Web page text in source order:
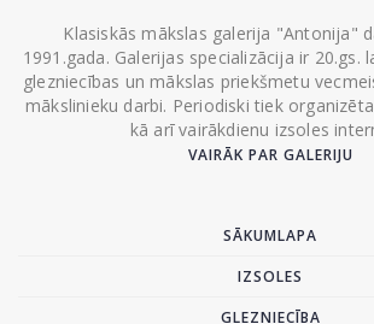
Klasiskās mākslas galerija "Antonija"
1991.gada. Galerijas specializācija ir 20.gs.
glezniecības un mākslas priekšmetu
mākslinieku darbi. Periodiski tiek
kā arī vairākdienu izsoles
VAIRĀK PAR GALERIJU
SĀKUMLAPA
IZSOLES
GLEZNIECĪBA